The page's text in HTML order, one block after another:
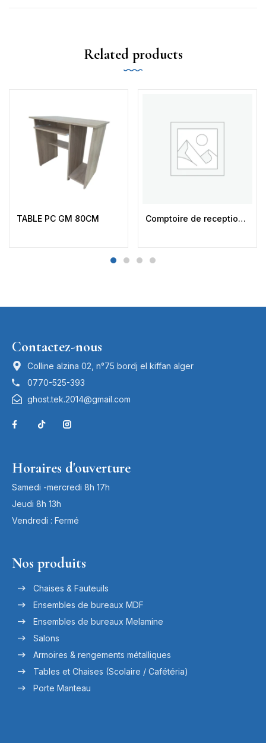
Related products
TABLE PC GM 80CM Comptoire de reception CRZ + 2 Tirroirs
Contactez-nous
Colline alzina 02, n°75 bordj el kiffan alger
0770-525-393
ghost.tek.2014@gmail.com
Horaires d'ouverture
Samedi -mercredi 8h 17h
Jeudi 8h 13h
Vendredi : Fermé
Nos produits
Chaises & Fauteuils
Ensembles de bureaux MDF
Ensembles de bureaux Melamine
Salons
Armoires & rengements métalliques
Tables et Chaises (Scolaire / Cafétéria)
Porte Manteau